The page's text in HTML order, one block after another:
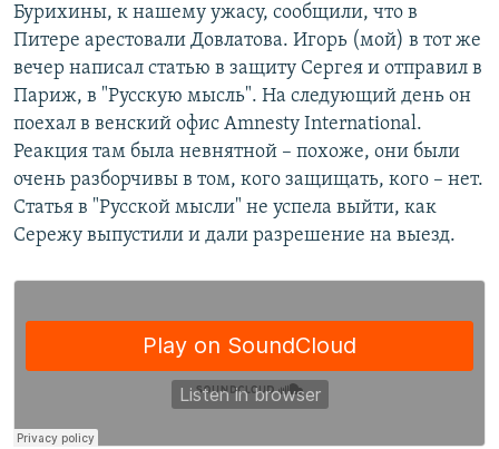
Бурихины, к нашему ужасу, сообщили, что в
Питере арестовали Довлатова. Игорь (мой) в тот же
вечер написал статью в защиту Сергея и отправил в
Париж, в "Русскую мысль". На следующий день он
поехал в венский офис Amnesty International.
Реакция там была невнятной – похоже, они были
очень разборчивы в том, кого защищать, кого – нет.
Статья в "Русской мысли" не успела выйти, как
Сережу выпустили и дали разрешение на выезд.